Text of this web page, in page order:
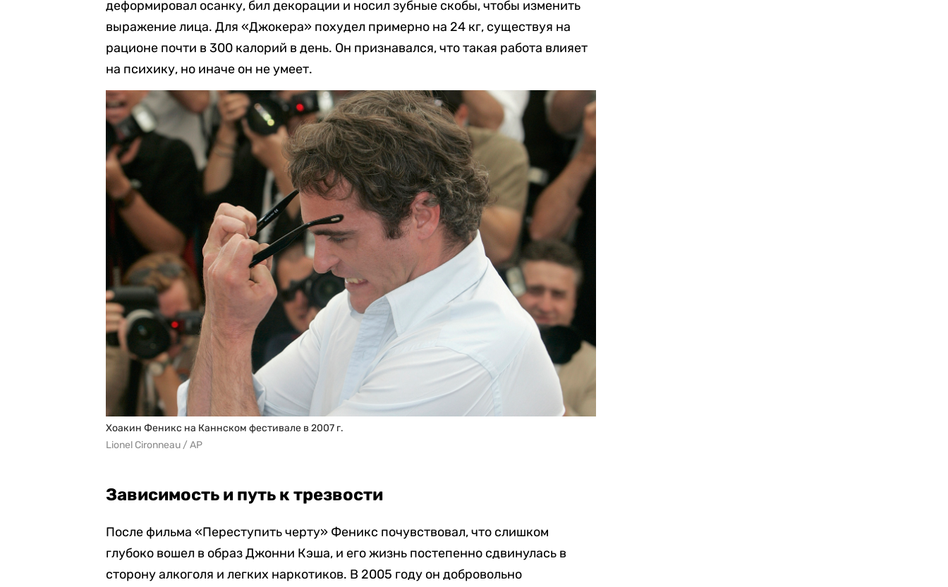
деформировал осанку, бил декорации и носил зубные скобы, чтобы изменить
выражение лица. Для «Джокера» похудел примерно на 24 кг, существуя на
рационе почти в 300 калорий в день. Он признавался, что такая работа влияет
на психику, но иначе он не умеет.
Хоакин Феникс на Каннском фестивале в 2007 г.
Lionel Cironneau / AP
Зависимость и путь к трезвости
После фильма «Переступить черту» Феникс почувствовал, что слишком
глубоко вошел в образ Джонни Кэша, и его жизнь постепенно сдвинулась в
сторону алкоголя и легких наркотиков. В 2005 году он добровольно